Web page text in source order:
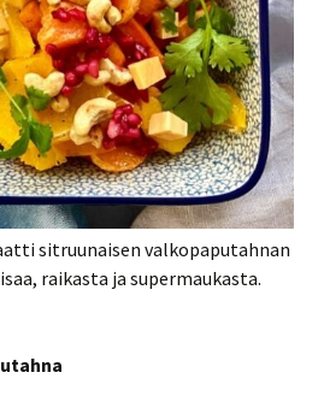
sitruunaisen valkopaputahnan
raikasta ja supermaukasta.